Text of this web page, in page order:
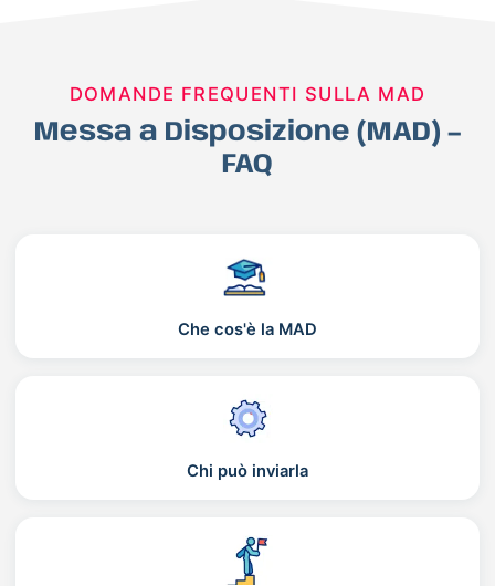
DOMANDE FREQUENTI SULLA MAD
Messa a Disposizione (MAD) –
FAQ
Che cos'è la MAD
Chi può inviarla